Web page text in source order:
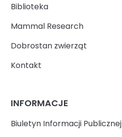
Biblioteka
Mammal Research
Dobrostan zwierząt
Kontakt
INFORMACJE
Biuletyn Informacji Publicznej